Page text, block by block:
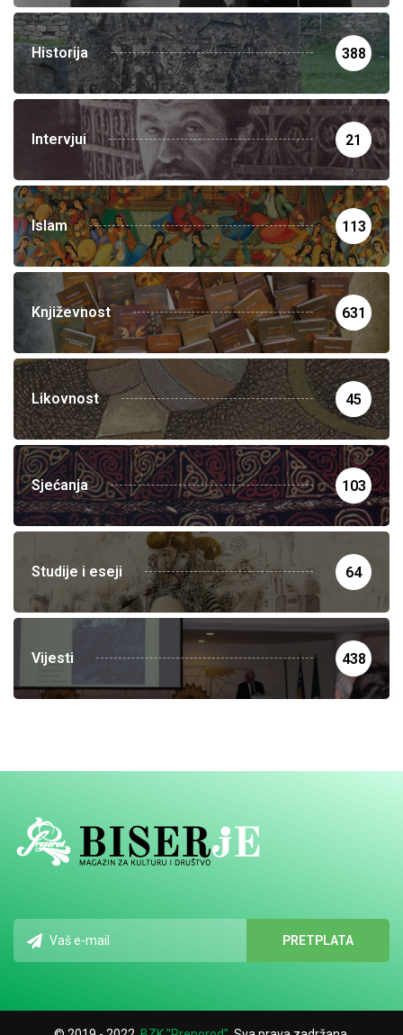
Historija 388
Intervjui 21
Islam 113
Književnost 631
Likovnost 45
Sjećanja 103
Studije i eseji 64
Vijesti 438